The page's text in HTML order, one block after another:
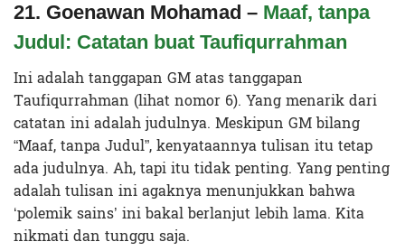
21. Goenawan Mohamad – Maaf, tanpa
Judul: Catatan buat Taufiqurrahman
Ini adalah tanggapan GM atas tanggapan
Taufiqurrahman (lihat nomor 6). Yang menarik dari
catatan ini adalah judulnya. Meskipun GM bilang
“Maaf, tanpa Judul”, kenyataannya tulisan itu tetap
ada judulnya. Ah, tapi itu tidak penting. Yang penting
adalah tulisan ini agaknya menunjukkan bahwa
‘polemik sains’ ini bakal berlanjut lebih lama. Kita
nikmati dan tunggu saja.